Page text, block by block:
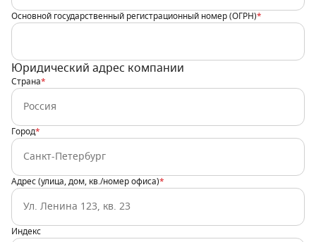
Основной государственный регистрационный номер (ОГРН)*
Юридический адрес компании
Страна*
Город*
Адрес (улица, дом, кв./номер офиса)*
Индекс